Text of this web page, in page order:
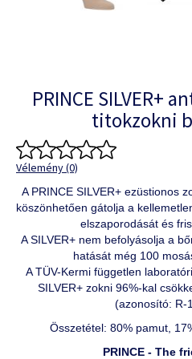
PRINCE SILVER+
titokzokni
Vélemény (0)
A PRINCE SILVER+ ezüstionos
köszönhetően gátolja a
elszaporodását és
A SILVER+ nem befolyásolja a
hatását még 100
A TÜV-Kermi független
SILVER+ zokni 96%-kal
(azonosító: R-
Összetétel: 80% pamut,
PRINCE - The